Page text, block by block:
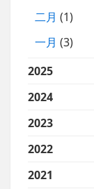
二月 (1)
一月 (3)
2025
2024
2023
2022
2021